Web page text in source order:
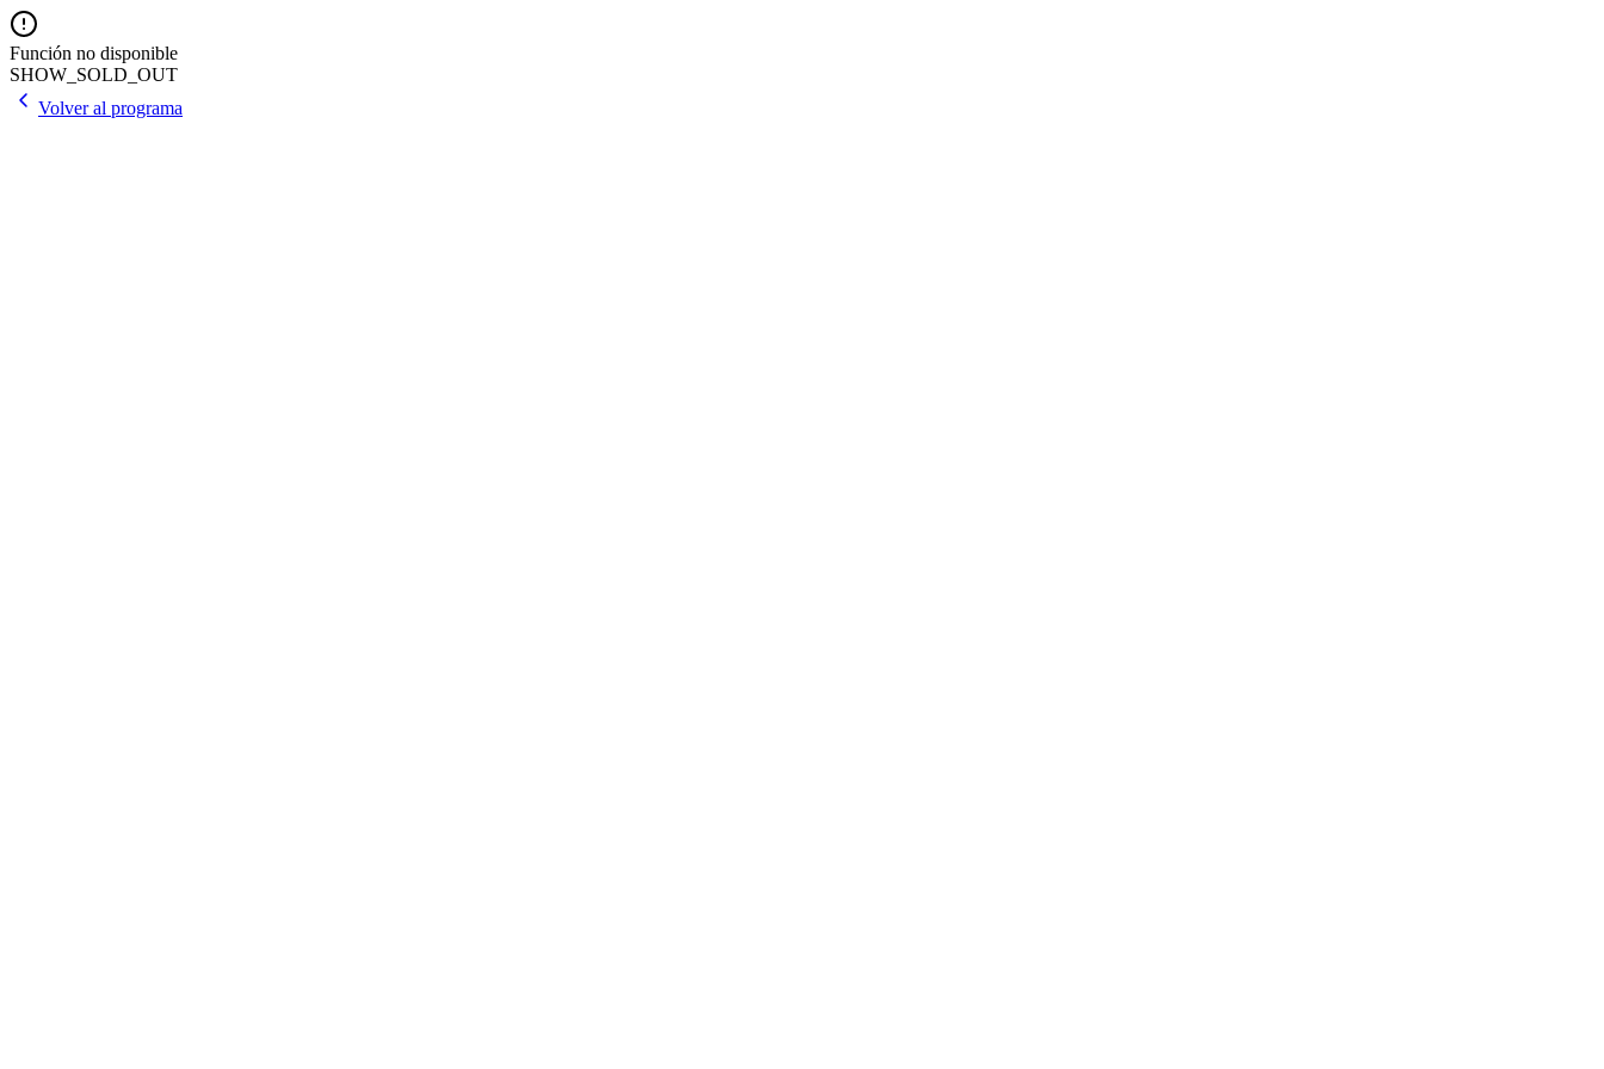
Función no disponible
SHOW_SOLD_OUT
Volver al programa